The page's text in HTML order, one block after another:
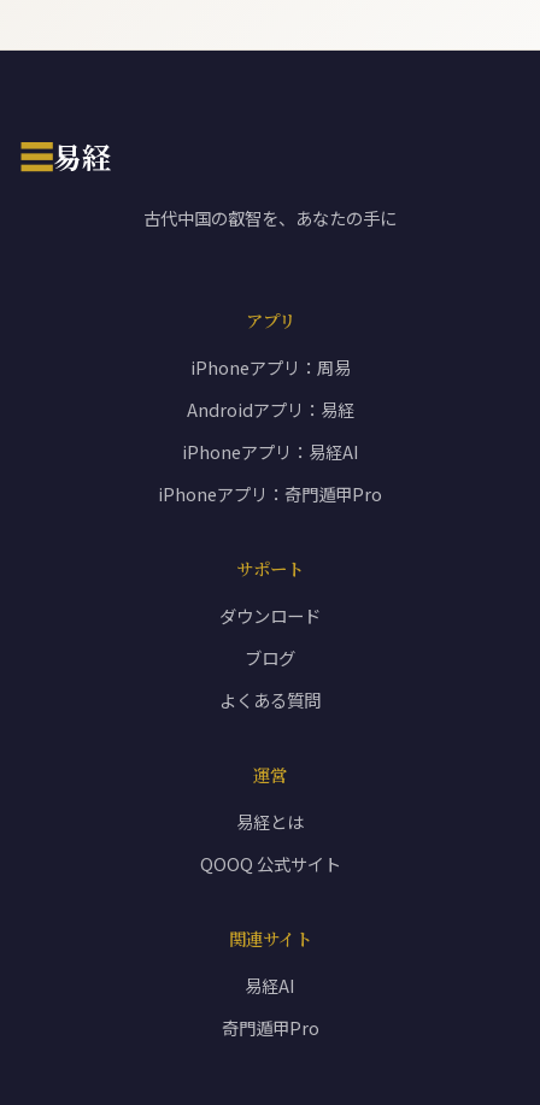
☰易経
古代中国の叡智を、あなたの手に
アプリ
iPhoneアプリ：周易
Androidアプリ：易経
iPhoneアプリ：易経AI
iPhoneアプリ：奇門遁甲Pro
サポート
ダウンロード
ブログ
よくある質問
運営
易経とは
QOOQ 公式サイト
関連サイト
易経AI
奇門遁甲Pro